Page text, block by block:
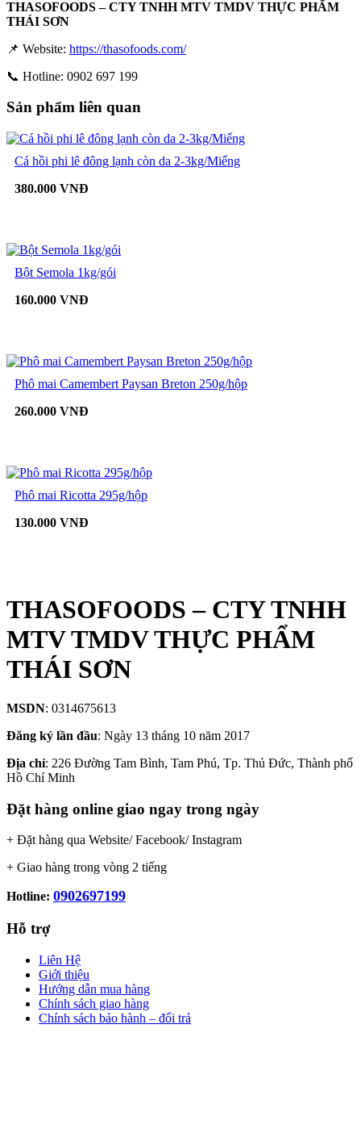
THASOFOODS – CTY TNHH MTV TMDV THỰC PHẨM
THÁI SƠN
📌 Website: https://thasofoods.com/
📞 Hotline: 0902 697 199
Sản phẩm liên quan
Cá hồi phi lê đông lạnh còn da 2-3kg/Miếng
380.000 VNĐ
Bột Semola 1kg/gói
160.000 VNĐ
Phô mai Camembert Paysan Breton 250g/hộp
260.000 VNĐ
Phô mai Ricotta 295g/hộp
130.000 VNĐ
THASOFOODS – CTY TNHH
MTV TMDV THỰC PHẨM
THÁI SƠN
MSDN: 0314675613
Đăng ký lần đầu: Ngày 13 tháng 10 năm 2017
Địa chỉ: 226 Đường Tam Bình, Tam Phú, Tp. Thủ Đức, Thành phố
Hồ Chí Minh
Đặt hàng online giao ngay trong ngày
+ Đặt hàng qua Website/ Facebook/ Instagram
+ Giao hàng trong vòng 2 tiếng
Hotline: 0902697199
Hỗ trợ
Liên Hệ
Giới thiệu
Hướng dẫn mua hàng
Chính sách giao hàng
Chính sách bảo hành – đổi trả